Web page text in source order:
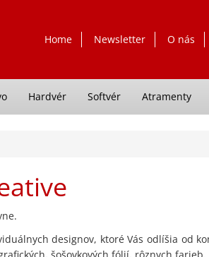
Home Newsletter O nás
Hardvér Softvér Atramenty
designov, ktoré Vás odlíšia od